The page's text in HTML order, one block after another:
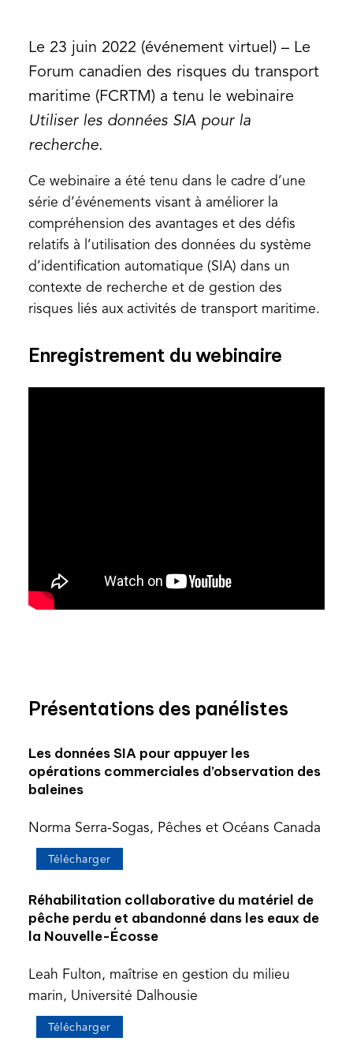
Le 23 juin 2022 (événement virtuel) – Le
Forum canadien des risques du transport
maritime (FCRTM) a tenu le webinaire
Utiliser les données SIA pour la
recherche.
Ce webinaire a été tenu dans le cadre d’une
série d’événements visant à améliorer la
compréhension des avantages et des défis
relatifs à l’utilisation des données du système
d’identification automatique (SIA) dans un
contexte de recherche et de gestion des
risques liés aux activités de transport maritime.
Enregistrement du webinaire
Présentations des panélistes
Les données SIA pour appuyer les
opérations commerciales d’observation des
baleines
Norma Serra-Sogas, Pêches et Océans Canada
Télécharger(opens
Réhabilitation collaborative du matériel de
pêche perdu et abandonné dans les eaux de
la Nouvelle-Écosse
Leah Fulton, maîtrise en gestion du milieu
marin, Université Dalhousie
Télécharger(opens